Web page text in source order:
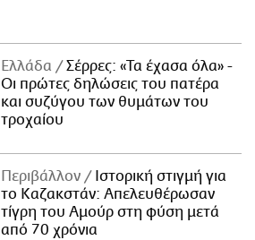
Ελλάδα
Σέρρες: «Τα έχασα όλα» -
Οι πρώτες δηλώσεις του πατέρα
και συζύγου των θυμάτων του
τροχαίου
Περιβάλλον
Ιστορική στιγμή για
το Καζακστάν: Απελευθέρωσαν
τίγρη του Αμούρ στη φύση μετά
από 70 χρόνια